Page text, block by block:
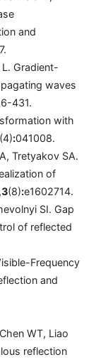
and
L. Gradient-
waves
431.
with
(4):041008.
Tretyakov SA.
of
3(8):e1602714.
SI. Gap
of reflected
Frequency
and
WT, Liao
reflection